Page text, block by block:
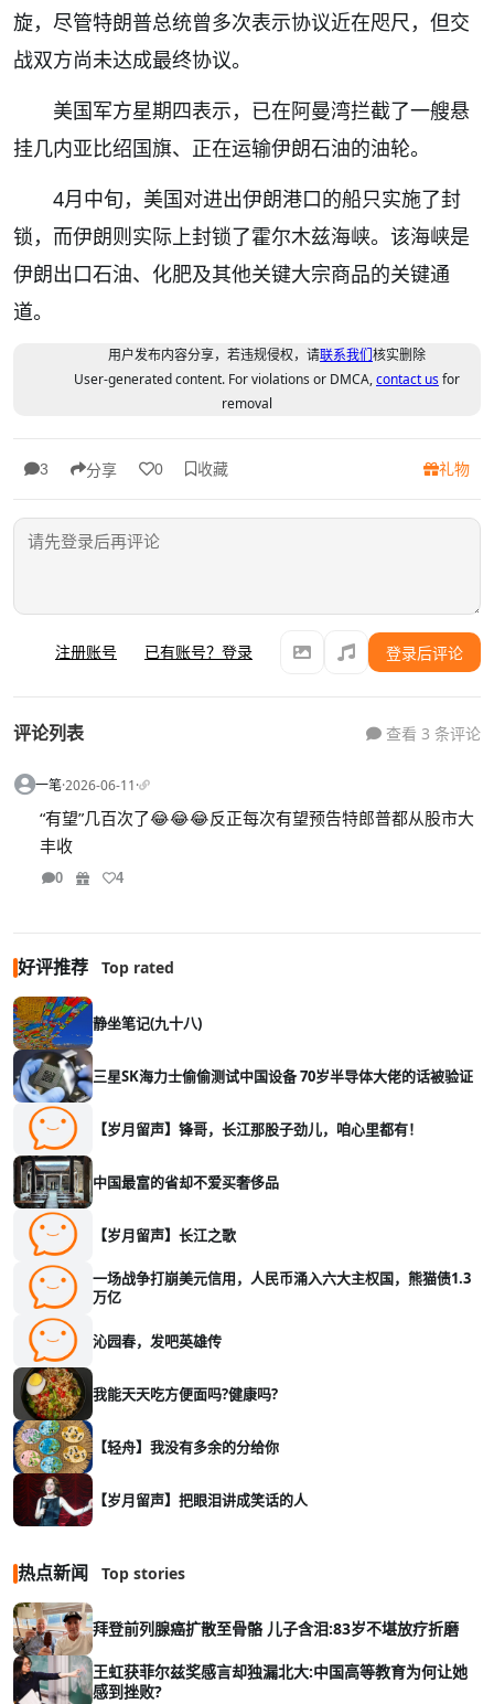
旋，尽管特朗普总统曾多次表示协议近在咫尺，但交
战双方尚未达成最终协议。
美国军方星期四表示，已在阿曼湾拦截了一艘悬
挂几内亚比绍国旗、正在运输伊朗石油的油轮。
4月中旬，美国对进出伊朗港口的船只实施了封
锁，而伊朗则实际上封锁了霍尔木兹海峡。该海峡是
伊朗出口石油、化肥及其他关键大宗商品的关键通
道。
用户发布内容分享，若违规侵权，请联系我们核实删除
User-generated content. For violations or DMCA,contact usfor
removal
3 分享 0 收藏 礼物
注册账号 已有账号？登录 登录后评论
评论列表 查看 3 条评论
一笔·2026-06-11·
“有望”几百次了😂😂😂反正每次有望预告特郎普都从股市大
丰收
0 4
好评推荐 Top rated
静坐笔记(九十八)
三星SK海力士偷偷测试中国设备 70岁半导体大佬的话被验证
【岁月留声】锋哥，长江那股子劲儿，咱心里都有！
中国最富的省却不爱买奢侈品
【岁月留声】长江之歌
一场战争打崩美元信用，人民币涌入六大主权国，熊猫债1.3
万亿
沁园春，发吧英雄传
我能天天吃方便面吗?健康吗?
【轻舟】我没有多余的分给你
【岁月留声】把眼泪讲成笑话的人
热点新闻 Top stories
拜登前列腺癌扩散至骨骼 儿子含泪:83岁不堪放疗折磨
王虹获菲尔兹奖感言却独漏北大:中国高等教育为何让她
感到挫败?